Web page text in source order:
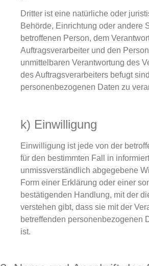
Dritter ist eine natürliche oder
Behörde, Einrichtung oder andere
betroffenen Person, dem
Auftragsverarbeiter und den
unmittelbaren Verantwortung des
des Auftragsverarbeiters befugt
personenbezogenen Daten zu
k) Einwilligung
Einwilligung ist jede von der
für den bestimmten Fall in
unmissverständlich abgegebene
Form einer Erklärung oder einer
bestätigenden Handlung, mit der
verstehen gibt, dass sie mit der
betreffenden personenbezogenen
ist.